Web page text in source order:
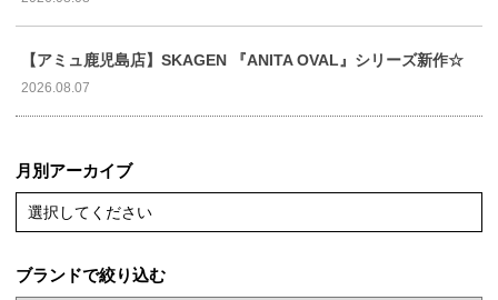
【アミュ鹿児島店】SKAGEN 『ANITA OVAL』シリーズ新作☆
2026.08.07
月別アーカイブ
選択してください
ブランドで絞り込む